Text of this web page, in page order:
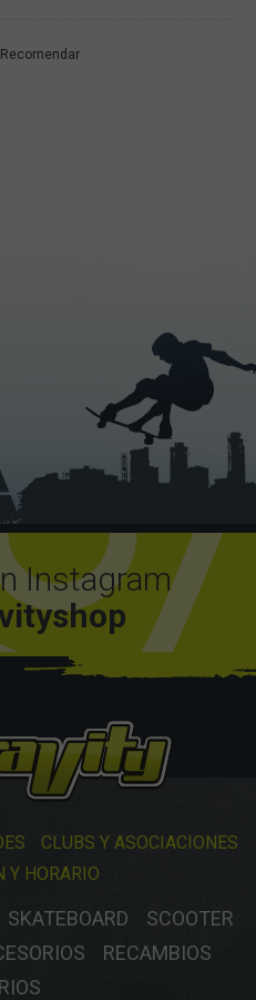
Recomendar
Instagram
CLUBS Y ASOCIACIONES
Y HORARIO
SKATEBOARD
SCOOTER
RECAMBIOS